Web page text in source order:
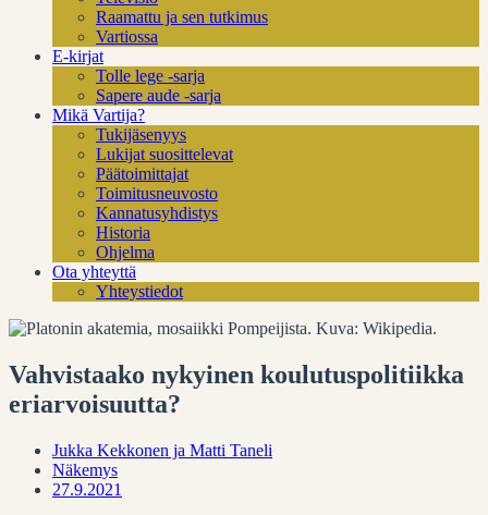
Raamattu ja sen tutkimus
Vartiossa
E-kirjat
Tolle lege -sarja
Sapere aude -sarja
Mikä Vartija?
Tukijäsenyys
Lukijat suosittelevat
Päätoimittajat
Toimitusneuvosto
Kannatusyhdistys
Historia
Ohjelma
Ota yhteyttä
Yhteystiedot
Vahvistaako nykyinen koulutuspolitiikka
eriarvoisuutta?
Jukka Kekkonen ja Matti Taneli
Näkemys
27.9.2021